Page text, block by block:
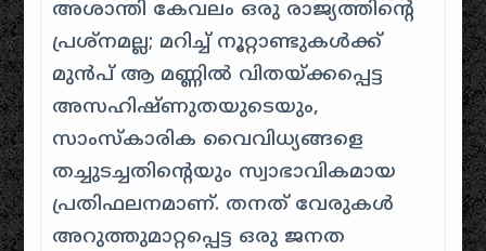
അശാന്തി കേവലം ഒരു രാജ്യത്തിന്റെ
പ്രശ്നമല്ല; മറിച്ച് നൂറ്റാണ്ടുകൾക്ക്
മുൻപ് ആ മണ്ണിൽ വിതയ്ക്കപ്പെട്ട
അസഹിഷ്ണുതയുടെയും,
സാംസ്കാരിക വൈവിധ്യങ്ങളെ
തച്ചുടച്ചതിന്റെയും സ്വാഭാവികമായ
പ്രതിഫലനമാണ്. തനത് വേരുകൾ
അറുത്തുമാറ്റപ്പെട്ട ഒരു ജനത